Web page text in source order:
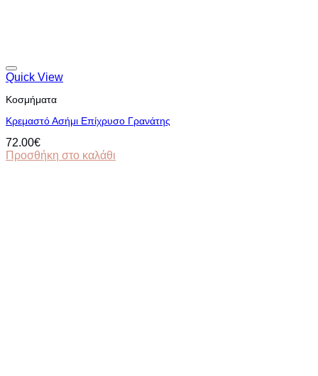
Quick View
Κοσμήματα
Κρεμαστό Ασήμι Επίχρυσο Γρανάτης
72.00€
Προσθήκη στο καλάθι